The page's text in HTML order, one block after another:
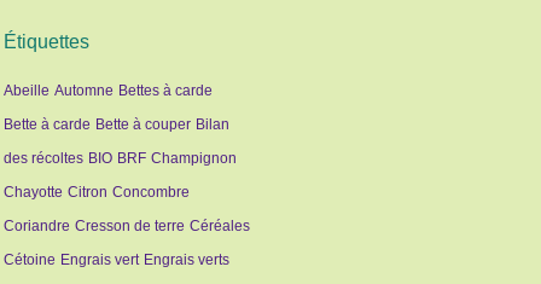
Étiquettes
Abeille Automne Bettes à carde
Bette à carde Bette à couper Bilan
des récoltes BIO BRF Champignon
Chayotte Citron Concombre
Coriandre Cresson de terre Céréales
Cétoine Engrais vert Engrais verts